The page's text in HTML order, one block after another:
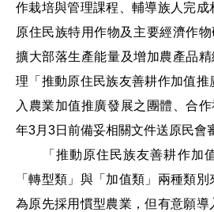
作栽培與管理課程、輔導族人完
原住民族特用作物及主要經濟作
擴大部落生產能量及增加農產品
理「推動原住民族友善耕作加值推
入農業加值推廣發展之團體、合
年3月3日前備妥相關文件送原民會
「推動原住民族友善耕作加值
「轉型類」與「加值類」兩種類別
為原先採用慣型農業，但有意願導